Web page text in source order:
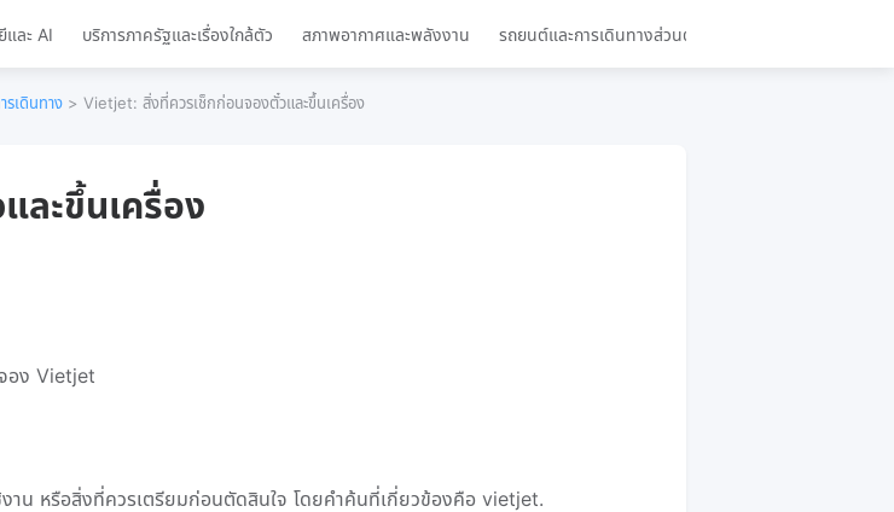
และ AI บริการภาครัฐและเรื่องใกล้ตัว สภาพอากาศและพลังงาน รถยนต์และการเดินทางส่วนตัว
รเดินทาง > Vietjet: สิ่งที่ควรเช็กก่อนจองตั๋วและขึ้นเครื่อง
ละขึ้นเครื่อง
จอง Vietjet
าน หรือสิ่งที่ควรเตรียมก่อนตัดสินใจ โดยคำค้นที่เกี่ยวข้องคือ vietjet.